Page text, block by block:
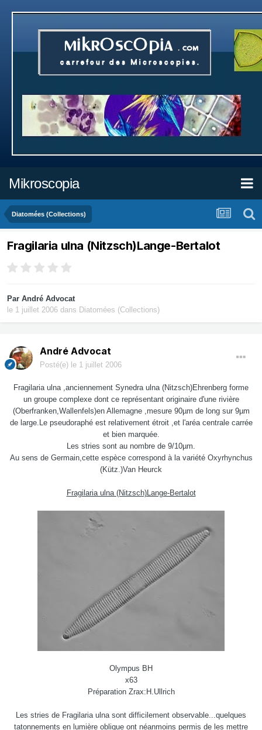
Mikroscopia
Diatomées (Collections)
Fragilaria ulna (Nitzsch)Lange-Bertalot
Par André Advocat
le 1 juillet 2006 dans Diatomées (Collections)
André Advocat
Posté(e) le 1 juillet 2006
Fragilaria ulna ,anciennement Synedra ulna (Nitzsch)Ehrenberg forme
un groupe complexe dont ce représentant originaire d'une rivière
(Oberfranken,Wallenfels)en Allemagne ,mesure 90µm de long sur 9µm
de large.Le pseudoraphé est relativement étroit ,et l'aréa centrale carrée
et bien marquée.
Les stries sont au nombre de 9/10µm.
Au sens de Germain,cette espèce correspond à la variété Oxyrhynchus
(Kütz.)Van Heurck
Fragilaria ulna (Nitzsch)Lange-Bertalot
Olympus BH
x63
Préparation Zrax:H.Ullrich
Les stries de Fragilaria ulna sont difficilement observable...quelques
tatonnements en lumière oblique ont néanmoins permis de les mettre